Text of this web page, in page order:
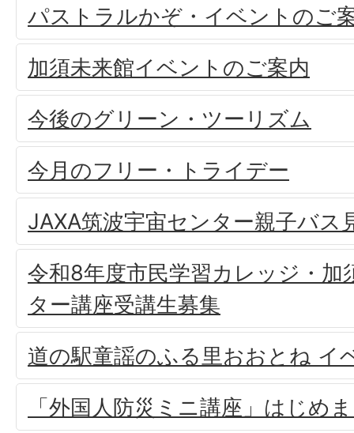
パストラルかぞ・イベントのご
加須未来館イベントのご案内
今後のグリーン・ツーリズム
今月のフリー・トライデー
JAXA筑波宇宙センター親子バス
令和8年度市民学習カレッジ・
ター講座受講生募集
道の駅童謡のふる里おおとね イ
「外国人防災ミニ講座」はじめ